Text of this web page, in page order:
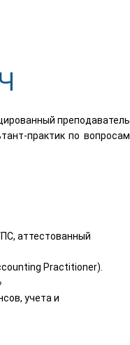
преподаватель
практик по вопросам
аттестованный
Practitioner).
учета и